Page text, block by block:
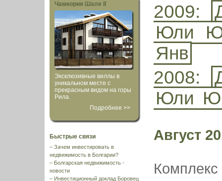
Чамкория Шале II
Эксклюзивные виллы в
уникальном месте с
прекрасным видом на горы
Рила.
Подробнее >>
Быстрые связи
– Зачем инвестировать в
недвижимость в Болгарии?
– Болгарская недвижимость -
новости
– Инвестиционный доклад Боровец
2009:
Юли
Янв
2008:
Юли
Август